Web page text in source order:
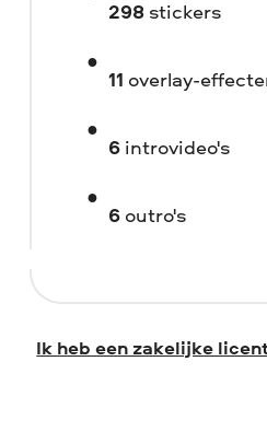
298 stickers
11 overlay-
6introvideo's
6outro's
Ik heb een zakelijke